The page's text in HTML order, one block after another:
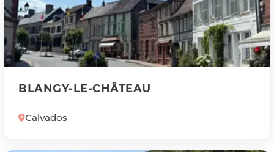
BLANGY-LE-CHÂTEAU
Calvados